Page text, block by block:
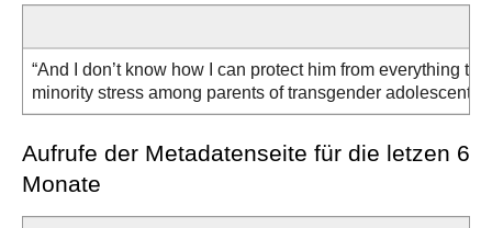
“And I don’t know how I can protect him from everything
minority stress among parents of transgender adolescents
Aufrufe der Metadatenseite für die letzen 6
Monate